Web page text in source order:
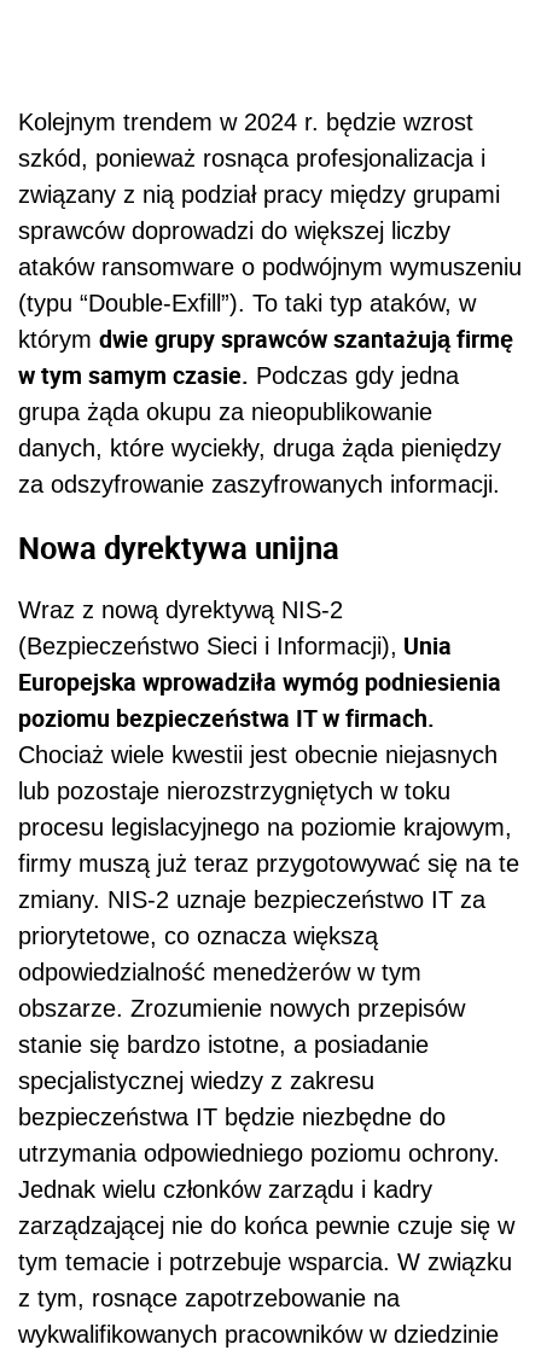
Kolejnym trendem w 2024 r. będzie wzrost
szkód, ponieważ rosnąca profesjonalizacja i
związany z nią podział pracy między grupami
sprawców doprowadzi do większej liczby
ataków ransomware o podwójnym wymuszeniu
(typu “Double-Exfill”). To taki typ ataków, w
którym dwie grupy sprawców szantażują firmę
w tym samym czasie. Podczas gdy jedna
grupa żąda okupu za nieopublikowanie
danych, które wyciekły, druga żąda pieniędzy
za odszyfrowanie zaszyfrowanych informacji.
Nowa dyrektywa unijna
Wraz z nową dyrektywą NIS-2
(Bezpieczeństwo Sieci i Informacji), Unia
Europejska wprowadziła wymóg podniesienia
poziomu bezpieczeństwa IT w firmach.
Chociaż wiele kwestii jest obecnie niejasnych
lub pozostaje nierozstrzygniętych w toku
procesu legislacyjnego na poziomie krajowym,
firmy muszą już teraz przygotowywać się na te
zmiany. NIS-2 uznaje bezpieczeństwo IT za
priorytetowe, co oznacza większą
odpowiedzialność menedżerów w tym
obszarze. Zrozumienie nowych przepisów
stanie się bardzo istotne, a posiadanie
specjalistycznej wiedzy z zakresu
bezpieczeństwa IT będzie niezbędne do
utrzymania odpowiedniego poziomu ochrony.
Jednak wielu członków zarządu i kadry
zarządzającej nie do końca pewnie czuje się w
tym temacie i potrzebuje wsparcia. W związku
z tym, rosnące zapotrzebowanie na
wykwalifikowanych pracowników w dziedzinie